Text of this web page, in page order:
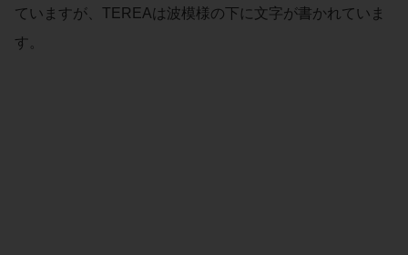
ていますが、TEREAは波模様の下に文字が書かれていま
す。